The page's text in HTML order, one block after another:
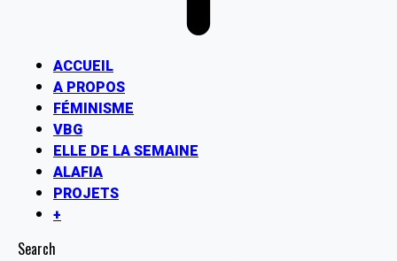
ACCUEIL
A PROPOS
FÉMINISME
VBG
ELLE DE LA SEMAINE
ALAFIA
PROJETS
+
Search